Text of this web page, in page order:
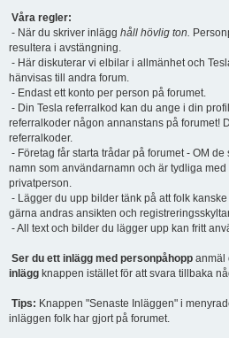
Våra regler:
- När du skriver inlägg håll hövlig ton.
resultera i avstängning.
- Här diskuterar vi elbilar i allmänhet och
hänvisas till andra forum.
- Endast ett konto per person på forumet.
- Din Tesla referralkod kan du ange i din
referralkoder någon annanstans på forumet!
referralkoder.
- Företag får starta trådar på forumet - OM
namn som användarnamn och är tydliga med
privatperson.
- Lägger du upp bilder tänk på att folk
gärna andras ansikten och
- All text och bilder du lägger upp kan fritt
Ser du ett inlägg med personpåhopp anmäl
inlägg knappen istället för att svara tillbaka
Tips: Knappen "Senaste Inläggen" i
inläggen folk har gjort på forumet.